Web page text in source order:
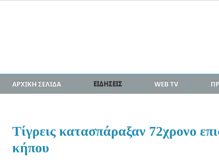
ΑΡΧΙΚΗ ΣΕΛΙΔΑ ΕΙΔΗΣΕΙΣ WEB TV
Τίγρεις κατασπάραξαν 72χρονο
κήπου